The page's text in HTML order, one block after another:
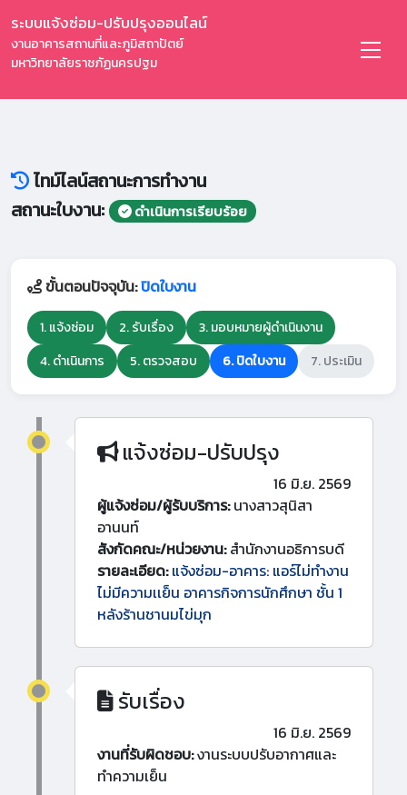
ระบบแจ้งซ่อม-ปรับปรุงออนไลน์
งานอาคารสถานที่และภูมิสถาปัตย์
มหาวิทยาลัยราชภัฏนครปฐม
ไทม์ไลน์สถานะการทำงาน
สถานะใบงาน:
ดำเนินการเรียบร้อย
ขั้นตอนปัจจุบัน:ปิดใบงาน
1. แจ้งซ่อม 2. รับเรื่อง
3. มอบหมายผู้ดำเนินงาน
4. ดำเนินการ
5. ตรวจสอบ 6. ปิดใบงาน 7. ประเมิน
แจ้งซ่อม-ปรับปรุง
16 มิ.ย. 2569
ผู้แจ้งซ่อม/ผู้รับบริการ:นางสาวสุนิสา
อานนท์
สังกัดคณะ/หน่วยงาน:สำนักงานอธิการบดี
รายละเอียด: แจ้งซ่อม-อาคาร: แอร์ไม่ทำงาน
ไม่มีความเเย็น อาคารกิจการนักศึกษา ชั้น 1
หลังร้านชานมไข่มุก
รับเรื่อง
16 มิ.ย. 2569
งานที่รับผิดชอบ:งานระบบปรับอากาศและ
ทำความเย็น